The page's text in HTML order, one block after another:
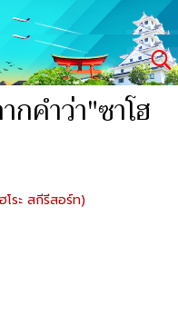
คำว่า"ซาโฮ
โระ สกีรีสอร์ท)